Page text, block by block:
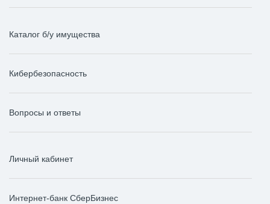
Каталог б/у имущества
Кибербезопасность
Вопросы и ответы
Личный кабинет
Интернет-банк СберБизнес